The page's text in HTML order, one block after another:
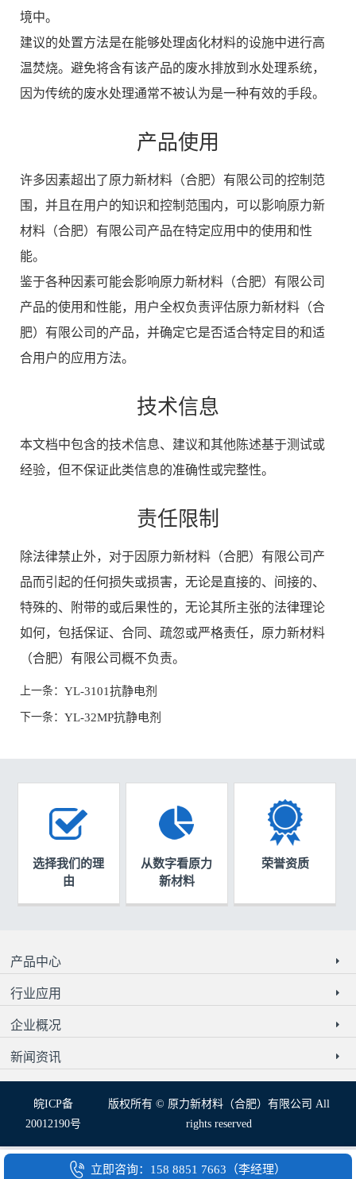
境中。
建议的处置方法是在能够处理卤化材料的设施中进行高
温焚烧。避免将含有该产品的废水排放到水处理系统，
因为传统的废水处理通常不被认为是一种有效的手段。
产品使用
许多因素超出了原力新材料（合肥）有限公司的控制范
围，并且在用户的知识和控制范围内，可以影响原力新
材料（合肥）有限公司产品在特定应用中的使用和性
能。
鉴于各种因素可能会影响原力新材料（合肥）有限公司
产品的使用和性能，用户全权负责评估原力新材料（合
肥）有限公司的产品，并确定它是否适合特定目的和适
合用户的应用方法。
技术信息
本文档中包含的技术信息、建议和其他陈述基于测试或
经验，但不保证此类信息的准确性或完整性。
责任限制
除法律禁止外，对于因原力新材料（合肥）有限公司产
品而引起的任何损失或损害，无论是直接的、间接的、
特殊的、附带的或后果性的，无论其所主张的法律理论
如何，包括保证、合同、疏忽或严格责任，原力新材料
（合肥）有限公司概不负责。
上一条： YL-3101抗静电剂
下一条： YL-32MP抗静电剂
选择我们的理
由
从数字看原力
新材料
荣誉资质
产品中心
行业应用
企业概况
新闻资讯
皖ICP备
20012190号
版权所有 © 原力新材料（合肥）有限公司 All
rights reserved
立即咨询：158 8851 7663（李经理）